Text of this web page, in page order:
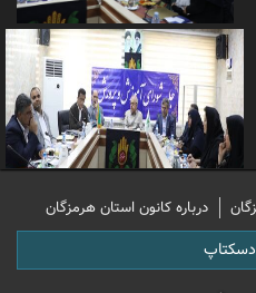
درباره کانون استان هرمزگان